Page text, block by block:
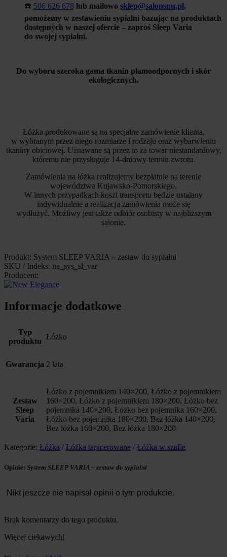
☎️ 506 626 678 lub mailowo sklep@salonsnu.pl,
pomożemy w zestawieniu sypialni bazując na produktach
dostępnych w naszej ofercie – zaproś Sleep Varia
do swojej sypialni.
Do wyboru szeroka gama tkanin plamoodpornych i skór
ekologicznych.
Łóżka produkowane są na specjalne zamówienie klienta,
w wybranym przez niego rozmiarze i rodzaju oraz wybarwieniu
tkaniny obiciowej. Uznawane są przez to za towar niestandardowy,
któremu nie przysługuje 14-dniowy termin zwrotu.
Zamówienia na łóżka realizujemy bezpłatnie na terenie
województwa Kujawsko-Pomorskiego.
W innych przypadkach koszt transportu będzie ustalany
indywidualnie a realizacja zamówienia może się
wydłużyć. Możliwy jest także odbiór osobisty w najbliższym
salonie.
Produkt: System SLEEP VARIA – zestaw do sypialni
SKU / Indeks: ne_sys_sl_var
Producent:
Informacje dodatkowe
Typ
produktu
Łóżko
Gwarancja 2 lata
Zestaw
Sleep
Varia
Łóżko z pojemnikiem 140×200, Łóżko z pojemnikiem
160×200, Łóżko z pojemnikiem 180×200, Łóżko bez
pojemnika 140×200, Łóżko bez pojemnika 160×200,
Łóżko bez pojemnika 180×200, Bez łóżka 140×200,
Bez łóżka 160×200, Bez łóżka 180×200
Kategorie: Łóżka / Łóżka tapicerowane / Łóżka w szafie
Opinie: System SLEEP VARIA – zestaw do sypialni
Nikt jeszcze nie napisał opinii o tym produkcie.
Brak komentarzy do tego produktu.
Więcej ciekawych!